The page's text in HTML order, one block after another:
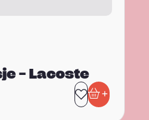
– Lacoste
+
In